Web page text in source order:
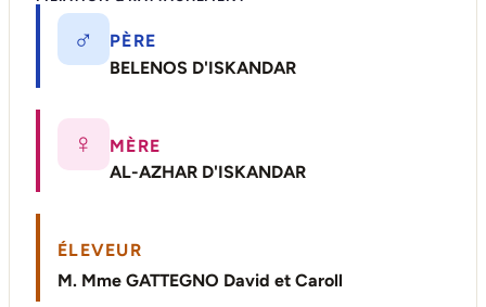
♂
PÈRE
BELENOS D'ISKANDAR
♀
MÈRE
AL-AZHAR D'ISKANDAR
ÉLEVEUR
M. Mme GATTEGNO David et Caroll